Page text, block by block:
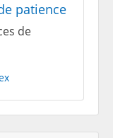
patience
de